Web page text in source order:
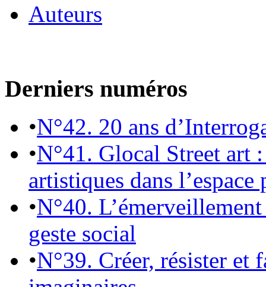
Auteurs
Derniers numéros
•N°42. 20 ans
•N°41. Glocal Street art
artistiques dans l’espace
•N°40.
geste social
•N°39. Créer, résister et